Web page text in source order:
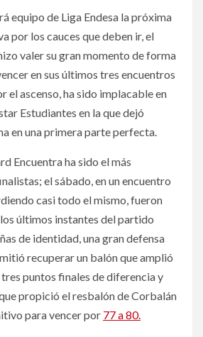
equipo de Liga Endesa la próxima
por los cauces que deben ir, el
valer su gran momento de forma
en sus últimos tres encuentros
el ascenso, ha sido implacable en
Estudiantes en la que dejó
en una primera parte perfecta.
Encuentra ha sido el más
el sábado, en un encuentro
casi todo el mismo, fueron
últimos instantes del partido
de identidad, una gran defensa
recuperar un balón que amplió
puntos finales de diferencia y
propició el resbalón de Corbalán
para vencer por 77 a 80.